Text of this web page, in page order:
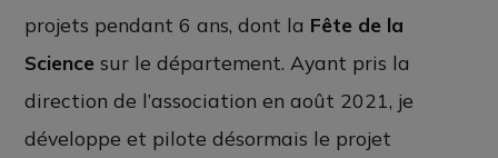
projets pendant 6 ans, dont la Fête de la
Science sur le département. Ayant pris la
direction de l’association en août 2021, je
développe et pilote désormais le projet